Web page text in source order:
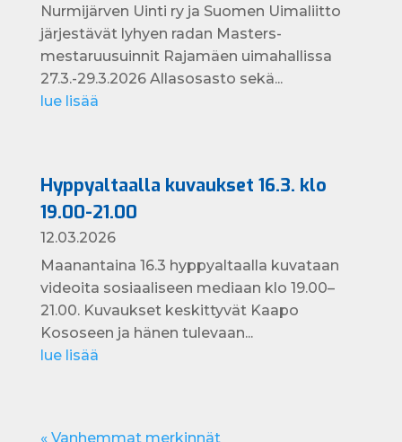
Nurmijärven Uinti ry ja Suomen Uimaliitto
järjestävät lyhyen radan Masters-
mestaruusuinnit Rajamäen uimahallissa
27.3.-29.3.2026 Allasosasto sekä...
lue lisää
Hyppyaltaalla kuvaukset 16.3. klo
19.00-21.00
12.03.2026
Maanantaina 16.3 hyppyaltaalla kuvataan
videoita sosiaaliseen mediaan klo 19.00–
21.00. Kuvaukset keskittyvät Kaapo
Kososeen ja hänen tulevaan...
lue lisää
« Vanhemmat merkinnät